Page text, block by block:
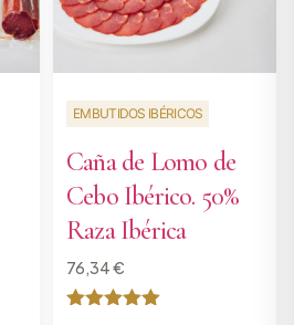
EMBUTIDOS IBÉRICOS
Caña de Lomo de
Cebo Ibérico. 50%
Raza Ibérica
76,34€